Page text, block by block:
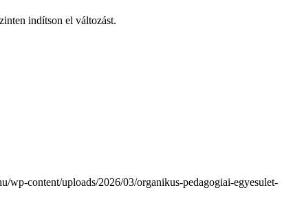
indítson el változást.
wp-content/uploads/2026/03/organikus-pedagogiai-egyesulet-